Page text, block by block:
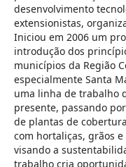
desenvolvimento
extensionistas,
Iniciou em 2006 um
introdução dos
municípios da Região
especialmente Santa
uma linha de trabalho
presente, passando
de plantas de
com hortaliças, grãos e
visando a
trabalho cria